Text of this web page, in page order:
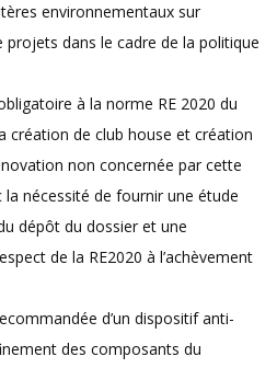
environnementaux sur
projets dans le cadre de la politique
à la norme RE 2020 du
création de club house et création
non concernée par cette
nécessité de fournir une étude
dépôt du dossier et une
de la RE2020 à l’achèvement
d’un dispositif anti-
des composants du